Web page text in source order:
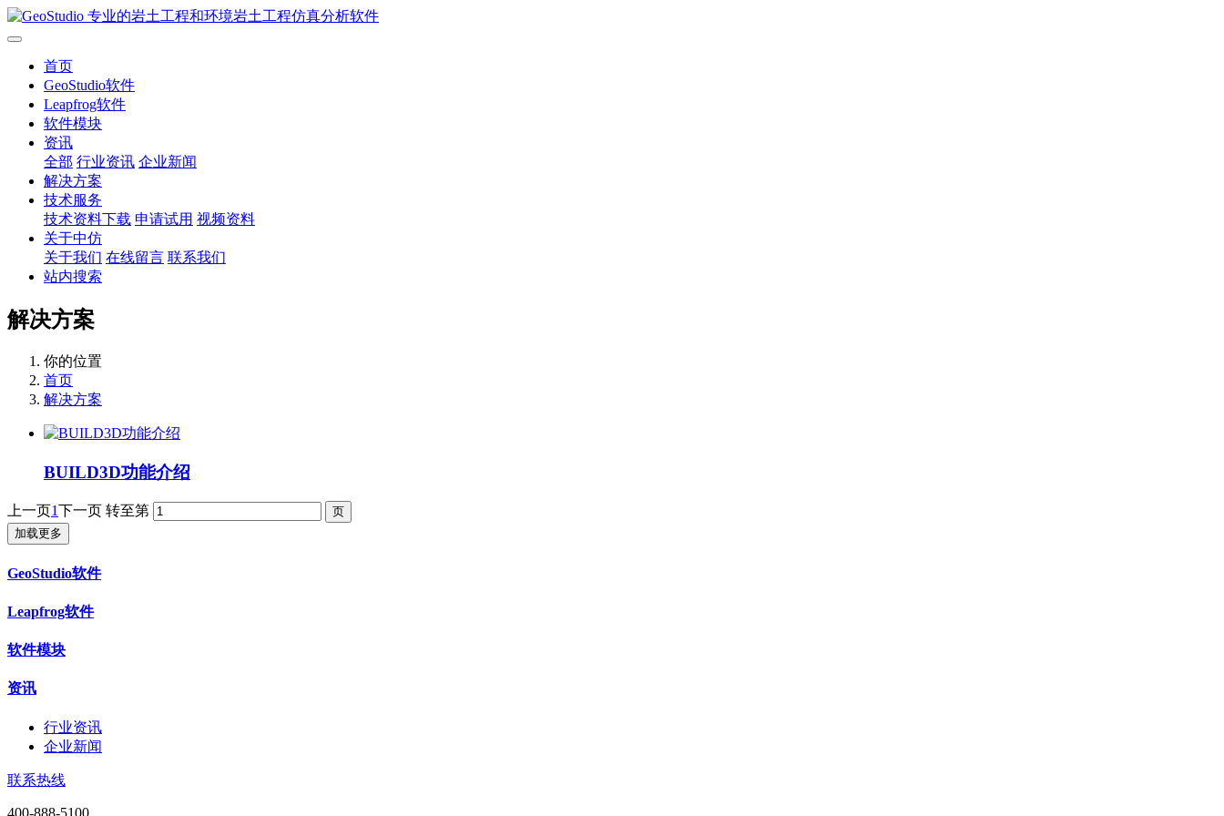
首页
GeoStudio软件
Leapfrog软件
软件模块
资讯
全部 行业资讯 企业新闻
解决方案
技术服务
技术资料下载 申请试用 视频资料
关于中仿
关于我们 在线留言 联系我们
站内搜索
解决方案
你的位置
首页
解决方案
BUILD3D功能介绍
上一页1下一页 转至第
加载更多
GeoStudio软件
Leapfrog软件
软件模块
资讯
行业资讯
企业新闻
联系热线
400-888-5100